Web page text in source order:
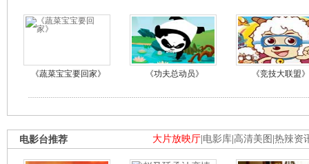
《蔬菜宝宝要回家》 《功夫总动员》 《竞技大联盟》
大片放映厅 电影库 高清美图 热辣资
电影台推荐